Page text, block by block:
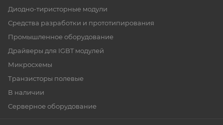
Диодно-тиристорные модули
Средства разработки и прототипирования
Промышленное оборудование
Драйверы для IGBT модулей
Микросхемы
Транзисторы полевые
В наличии
Серверное оборудование